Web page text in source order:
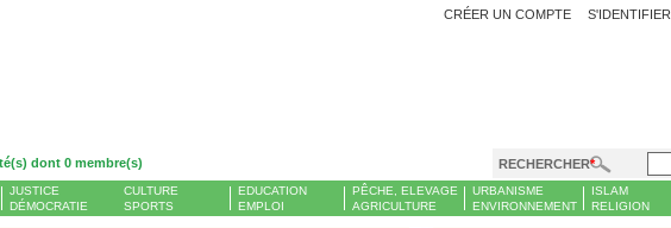
CRÉER UN COMPTE S'IDENTIFIER
dont 0 membre(s) RECHERCHER
JUSTICE
DÉMOCRATIE
CULTURE
SPORTS
EDUCATION
EMPLOI
PÊCHE, ELEVAGE
AGRICULTURE
URBANISME
ENVIRONNEMENT
ISLAM
RELIGION